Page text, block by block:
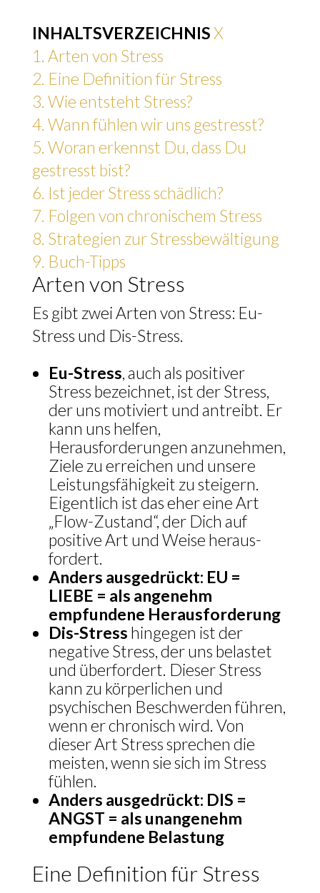
INHALTSVERZEICHNISX
1. Arten von Stress
2. Eine Definition für Stress
3. Wie entsteht Stress?
4. Wann fühlen wir uns gestresst?
5. Woran erkennst Du, dass Du
gestresst bist?
6. Ist jeder Stress schädlich?
7. Folgen von chronischem Stress
8. Strategien zur Stressbewältigung
9. Buch-Tipps
Arten von Stress
Es gibt zwei Arten von Stress: Eu-
Stress und Dis-Stress.
Eu-Stress, auch als positiver
Stress bezeichnet, ist der Stress,
der uns motiviert und antreibt. Er
kann uns helfen,
Herausforderungen anzunehmen,
Ziele zu erreichen und unsere
Leistungsfähigkeit zu steigern.
Eigentlich ist das eher eine Art
„Flow-Zustand“, der Dich auf
positive Art und Weise heraus-
fordert.
Anders ausgedrückt: EU =
LIEBE = als angenehm
empfundene Herausforderung
Dis-Stress hingegen ist der
negative Stress, der uns belastet
und überfordert. Dieser Stress
kann zu körperlichen und
psychischen Beschwerden führen,
wenn er chronisch wird. Von
dieser Art Stress sprechen die
meisten, wenn sie sich im Stress
fühlen.
Anders ausgedrückt: DIS =
ANGST = als unangenehm
empfundene Belastung
Eine Definition für Stress